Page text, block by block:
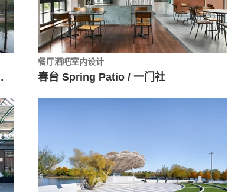
道辰建筑
餐厅酒吧室内设计
春台 Spring Patio / 一门社